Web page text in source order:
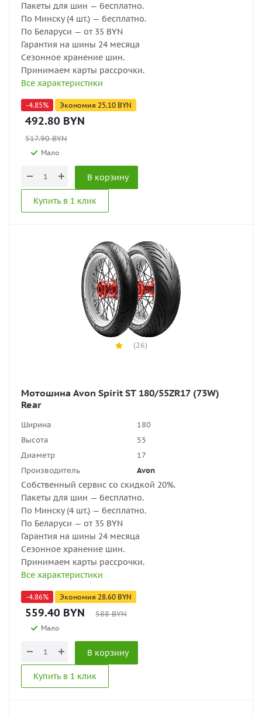
Пакеты для шин — бесплатно.
По Минску (4 шт.) — бесплатно.
По Беларуси — от 35 BYN
Гарантия на шины 24 месяца
Сезонное хранение шин.
Принимаем карты рассрочки.
Все характеристики
-4.85% Экономия 25.10 BYN
492.80 BYN
517.90BYN
Мало
В корзину
Купить в 1 клик
(26)
Мотошина Avon Spirit ST 180/55ZR17 (73W)
Rear
Ширина
180
Высота
55
Диаметр
17
Производитель
Avon
Собственный сервис со скидкой 20%.
Пакеты для шин — бесплатно.
По Минску (4 шт.) — бесплатно.
По Беларуси — от 35 BYN
Гарантия на шины 24 месяца
Сезонное хранение шин.
Принимаем карты рассрочки.
Все характеристики
-4.86% Экономия 28.60 BYN
559.40 BYN 588BYN
Мало
В корзину
Купить в 1 клик